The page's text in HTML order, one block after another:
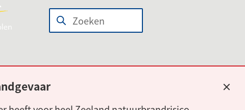
Mijn
Tholen
(Verwijst
externe
website)
Zoeken
Wanneer
zijn
kun